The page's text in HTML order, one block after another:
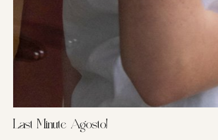
Last Minute Agosto!